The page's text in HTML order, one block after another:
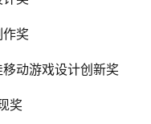
奖
移动游戏设计创新奖
奖